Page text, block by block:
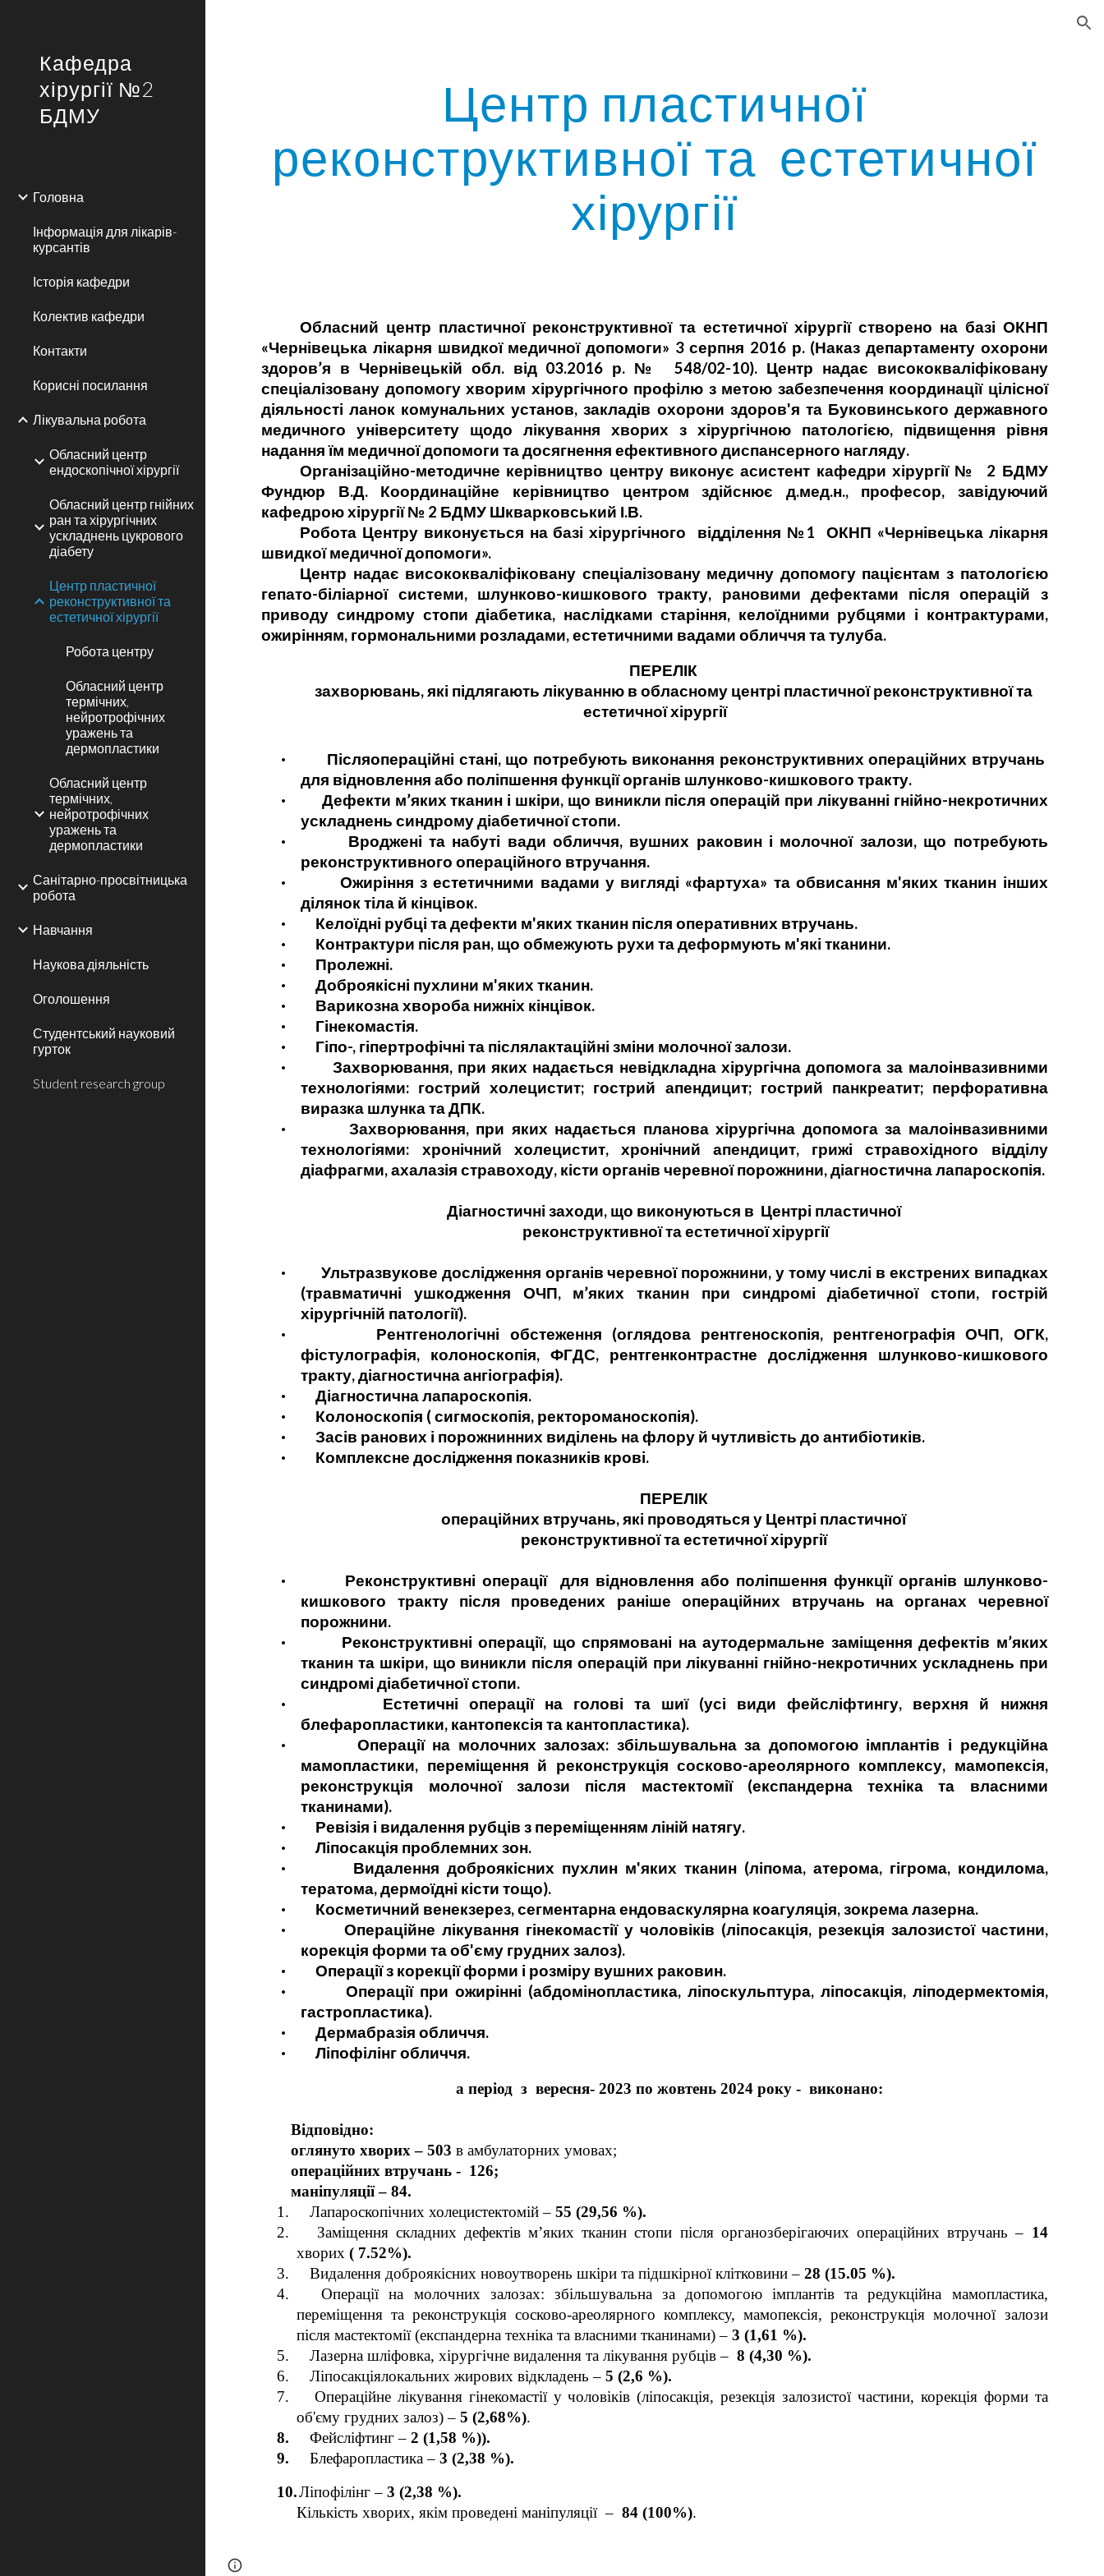
Кафедра
хірургії №2
БДМУ
Головна
Інформація для лікарів-
курсантів
Історія кафедри
Колектив кафедри
Контакти
Корисні посилання
Лікувальна робота
Обласний центр
ендоскопічної хірургії
Обласний центр гнійних
ран та хірургічних
ускладнень цукрового
діабету
Центр пластичної
реконструктивної та
естетичної хірургії
Робота центру
Обласний центр
термічних,
нейротрофічних
уражень та
дермопластики
Обласний центр
термічних,
нейротрофічних
уражень та
дермопластики
Санітарно-просвітницька
робота
Навчання
Наукова діяльність
Оголошення
Студентський науковий
гурток
Student research group
Центр пластичної
реконструктивної та естетичної
хірургії
Обласний центр пластичної реконструктивної та естетичної хірургії створено на базі ОКНП
«Чернівецька лікарня швидкої медичної допомоги» 3 серпня 2016 р. (Наказ департаменту охорони
здоров’я в Чернівецькій обл. від 03.2016 р. № 548/02-10). Центр надає висококваліфіковану
спеціалізовану допомогу хворим хірургічного профілю з метою забезпечення координації цілісної
діяльності ланок комунальних установ, закладів охорони здоров'я та Буковинського державного
медичного університету щодо лікування хворих з хірургічною патологією, підвищення рівня
надання їм медичної допомоги та досягнення ефективного диспансерного нагляду.
Організаційно-методичне керівництво центру виконує асистент кафедри хірургії № 2 БДМУ
Фундюр В.Д. Координаційне керівництво центром здійснює д.мед.н., професор, завідуючий
кафедрою хірургії № 2 БДМУ Шкварковський І.В.
Робота Центру виконується на базі хірургічного відділення №1 ОКНП «Чернівецька лікарня
швидкої медичної допомоги».
Центр надає висококваліфіковану спеціалізовану медичну допомогу пацієнтам з патологією
гепато-біліарної системи, шлунково-кишкового тракту, рановими дефектами після операцій з
приводу синдрому стопи діабетика, наслідками старіння, келоїдними рубцями і контрактурами,
ожирінням, гормональними розладами, естетичними вадами обличчя та тулуба.
ПЕРЕЛІК
захворювань, які підлягають лікуванню в обласному центрі пластичної реконструктивної та
естетичної хірургії
· Післяопераційні стані, що потребують виконання реконструктивних операційних втручань
для відновлення або поліпшення функції органів шлунково-кишкового тракту.
· Дефекти м’яких тканин і шкіри, що виникли після операцій при лікуванні гнійно-некротичних
ускладнень синдрому діабетичної стопи.
· Вроджені та набуті вади обличчя, вушних раковин і молочної залози, що потребують
реконструктивного операційного втручання.
· Ожиріння з естетичними вадами у вигляді «фартуха» та обвисання м'яких тканин інших
ділянок тіла й кінцівок.
· Келоїдні рубці та дефекти м'яких тканин після оперативних втручань.
· Контрактури після ран, що обмежують рухи та деформують м'які тканини.
· Пролежні.
· Доброякісні пухлини м'яких тканин.
· Варикозна хвороба нижніх кінцівок.
· Гінекомастія.
· Гіпо-, гіпертрофічні та післялактаційні зміни молочної залози.
· Захворювання, при яких надається невідкладна хірургічна допомога за малоінвазивними
технологіями: гострий холецистит; гострий апендицит; гострий панкреатит; перфоративна
виразка шлунка та ДПК.
· Захворювання, при яких надається планова хірургічна допомога за малоінвазивними
технологіями: хронічний холецистит, хронічний апендицит, грижі стравохідного відділу
діафрагми, ахалазія стравоходу, кісти органів черевної порожнини, діагностична лапароскопія.
Діагностичні заходи, що виконуються в Центрі пластичної
реконструктивної та естетичної хірургії
· Ультразвукове дослідження органів черевної порожнини, у тому числі в екстрених випадках
(травматичні ушкодження ОЧП, м’яких тканин при синдромі діабетичної стопи, гострій
хірургічній патології).
· Рентгенологічні обстеження (оглядова рентгеноскопія, рентгенографія ОЧП, ОГК,
фістулографія, колоноскопія, ФГДС, рентгенконтрастне дослідження шлунково-кишкового
тракту, діагностична ангіографія).
· Діагностична лапароскопія.
· Колоноскопія ( сигмоскопія, ректороманоскопія).
· Засів ранових і порожнинних виділень на флору й чутливість до антибіотиків.
· Комплексне дослідження показників крові.
ПЕРЕЛІК
операційних втручань, які проводяться у Центрі пластичної
реконструктивної та естетичної хірургії
· Реконструктивні операції для відновлення або поліпшення функції органів шлунково-
кишкового тракту після проведених раніше операційних втручань на органах черевної
порожнини.
· Реконструктивні операції, що спрямовані на аутодермальне заміщення дефектів м’яких
тканин та шкіри, що виникли після операцій при лікуванні гнійно-некротичних ускладнень при
синдромі діабетичної стопи.
· Естетичні операції на голові та шиї (усі види фейсліфтингу, верхня й нижня
блефаропластики, кантопексія та кантопластика).
· Операції на молочних залозах: збільшувальна за допомогою імплантів і редукційна
мамопластики, переміщення й реконструкція сосково-ареолярного комплексу, мамопексія,
реконструкція молочної залози після мастектомії (експандерна техніка та власними
тканинами).
· Ревізія і видалення рубців з переміщенням ліній натягу.
· Ліпосакція проблемних зон.
· Видалення доброякісних пухлин м'яких тканин (ліпома, атерома, гігрома, кондилома,
тератома, дермоїдні кісти тощо).
· Косметичний венекзерез, сегментарна ендоваскулярна коагуляція, зокрема лазерна.
· Операційне лікування гінекомастії у чоловіків (ліпосакція, резекція залозистої частини,
корекція форми та об'єму грудних залоз).
· Операції з корекції форми і розміру вушних раковин.
· Операції при ожирінні (абдомінопластика, ліпоскульптура, ліпосакція, ліподермектомія,
гастропластика).
· Дермабразія обличчя.
· Ліпофілінг обличчя.
а період з вересня- 2023 по жовтень 2024 року - виконано:
Відповідно:
оглянуто хворих – 503в амбулаторних умовах;
операційних втручань - 126;
маніпуляції – 84.
1.
Лапароскопічних холецистектомій –55 (29,56 %).
2.
Заміщення складних дефектів м’яких тканин стопи після органозберігаючих операційних втручань – 14
хворих( 7.52%).
3.
Видалення доброякісних новоутворень шкіри та підшкірної клітковини –28 (15.05 %).
4.
Операції на молочних залозах: збільшувальна за допомогою імплантів та редукційна мамопластика,
переміщення та реконструкція сосково-ареолярного комплексу, мамопексія, реконструкція молочної залози
після мастектомії (експандерна техніка та власними тканинами) –3 (1,61 %).
5.
Лазерна шліфовка, хірургічне видалення та лікування рубців – 8 (4,30 %).
6.
Ліпосакціялокальних жирових відкладень –5 (2,6 %).
7.
Операційне лікування гінекомастії у чоловіків (ліпосакція, резекція залозистої частини, корекція форми та
об'єму грудних залоз) –5 (2,68%).
8.
Фейсліфтинг –2 (1,58 %)).
9.
Блефаропластика – 3 (2,38 %).
10.Ліпофілінг – 3 (2,38 %).
Кількість хворих, якім проведені маніпуляції – 84 (100%).